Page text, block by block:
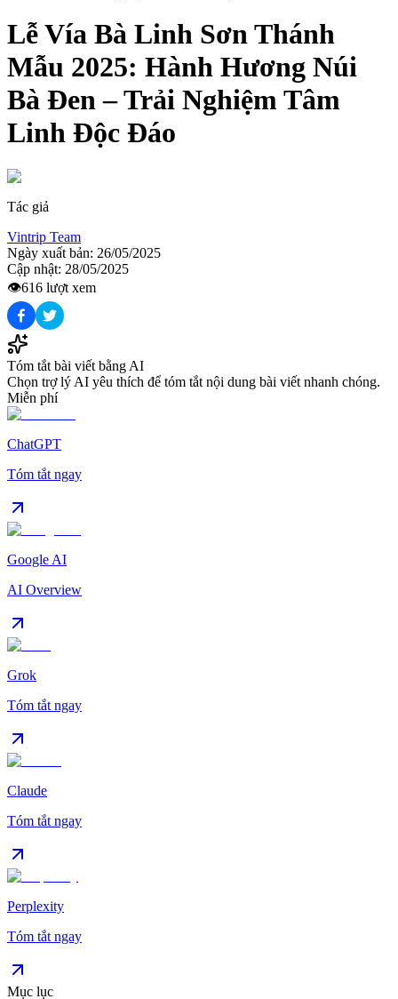
Lễ Vía Bà Linh Sơn Thánh
Mẫu 2025: Hành Hương Núi
Bà Đen – Trải Nghiệm Tâm
Linh Độc Đáo
Tác giả
Vintrip Team
Ngày xuất bản: 26/05/2025
Cập nhật: 28/05/2025
👁️616 lượt xem
Tóm tắt bài viết bằng AI
Chọn trợ lý AI yêu thích để tóm tắt nội dung bài viết nhanh chóng.
Miễn phí
ChatGPT
Tóm tắt ngay
Google AI
AI Overview
Grok
Tóm tắt ngay
Claude
Tóm tắt ngay
Perplexity
Tóm tắt ngay
Mục lục